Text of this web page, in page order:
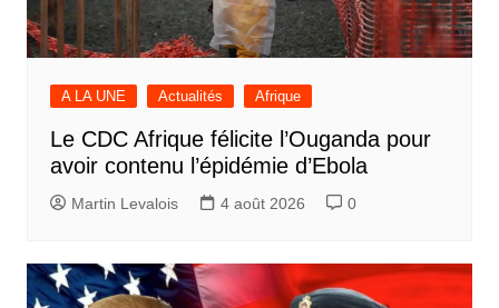
A LA UNE Actualités Afrique
Le CDC Afrique félicite l’Ouganda pour
avoir contenu l’épidémie d’Ebola
Martin Levalois 4 août 2026 0